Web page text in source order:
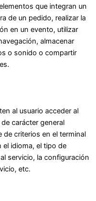
que integran un
de un pedido, realizar la
en un evento, utilizar
almacenar
o sonido o compartir
al usuario acceder al
carácter general
de criterios en el terminal
el idioma, el tipo de
servicio, la configuración
etc.